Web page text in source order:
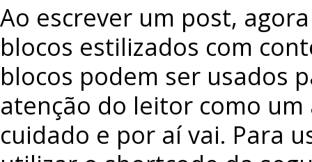
Ao escrever um post,
blocos estilizados com
blocos podem ser usados
atenção do leitor como um
cuidado e por aí vai. Para